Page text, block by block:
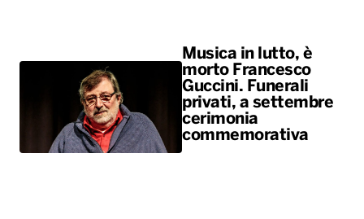
Musica in lutto, è
morto Francesco
Guccini. Funerali
privati, a settembre
cerimonia
commemorativa